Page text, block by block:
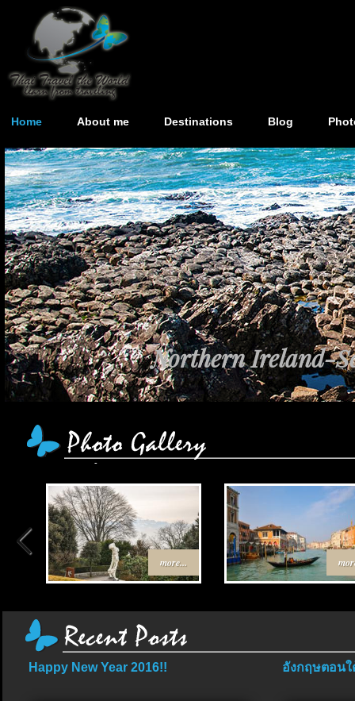
Home About me Destinations Blog
Northern Ireland-
more...
Happy New Year 2016!! อังกฤษตอนใ